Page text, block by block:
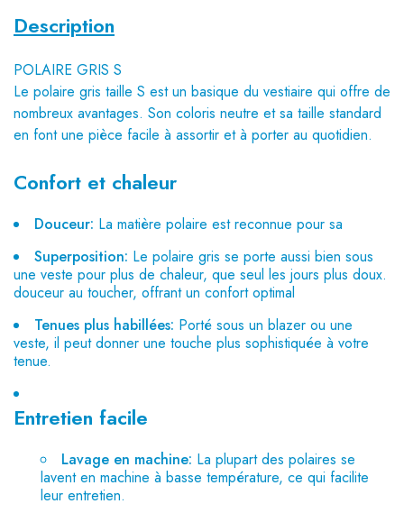
Description
POLAIRE GRIS S
Le polaire gris taille S est un basique du vestiaire qui offre de
nombreux avantages. Son coloris neutre et sa taille standard
en font une pièce facile à assortir et à porter au quotidien.
Confort et chaleur
Douceur: La matière polaire est reconnue pour sa
Superposition: Le polaire gris se porte aussi bien sous
une veste pour plus de chaleur, que seul les jours plus doux.
douceur au toucher, offrant un confort optimal
Tenues plus habillées: Porté sous un blazer ou une
veste, il peut donner une touche plus sophistiquée à votre
tenue.
Entretien facile
Lavage en machine: La plupart des polaires se
lavent en machine à basse température, ce qui facilite
leur entretien.